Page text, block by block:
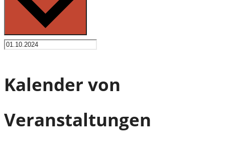
Kalender von
Veranstaltungen